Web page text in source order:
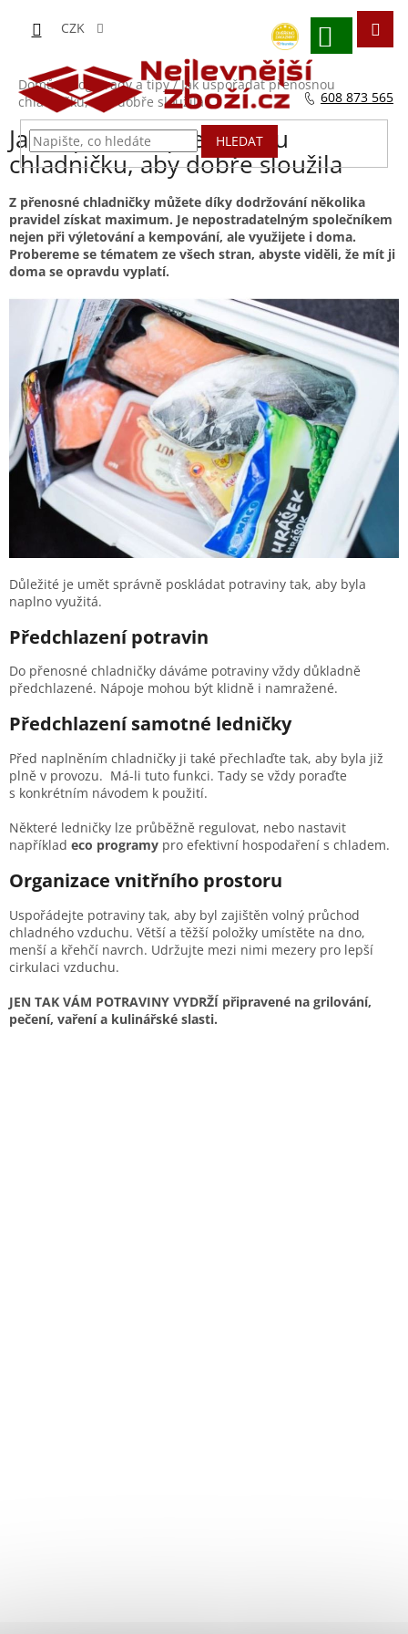
obsah
CZK
HLEDAT
NÁKUPNÍ
KOŠÍK
Domů / Blog - rady a tipy / Jak uspořádat přenosnou
chladničku, aby dobře sloužila
Jak uspořádat přenosnou
chladničku, aby dobře sloužila
Z přenosné chladničky můžete díky dodržování několika
pravidel získat maximum. Je nepostradatelným společníkem
nejen při výletování a kempování, ale využijete i doma.
Probereme se tématem ze všech stran, abyste viděli, že mít ji
doma se opravdu vyplatí.
Důležité je umět správně poskládat potraviny tak, aby byla
naplno využitá.
Předchlazení potravin
Do přenosné chladničky dáváme potraviny vždy důkladně
předchlazené. Nápoje mohou být klidně i namražené.
Předchlazení samotné ledničky
Před naplněním chladničky ji také přechlaďte tak, aby byla již
plně v provozu. Má-li tuto funkci. Tady se vždy poraďte
s konkrétním návodem k použití.
Některé ledničky lze průběžně regulovat, nebo nastavit
například eco programy pro efektivní hospodaření s chladem.
Organizace vnitřního prostoru
Uspořádejte potraviny tak, aby byl zajištěn volný průchod
chladného vzduchu. Větší a těžší položky umístěte na dno,
menší a křehčí navrch. Udržujte mezi nimi mezery pro lepší
cirkulaci vzduchu.​
JEN TAK VÁM POTRAVINY VYDRŽÍ připravené na grilování,
pečení, vaření a kulinářské slasti.
608 873 565